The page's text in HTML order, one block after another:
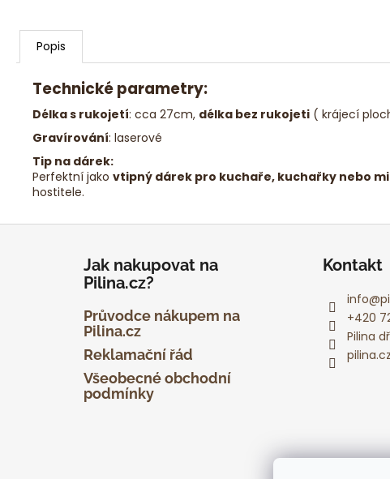
Popis
Technické parametry:
Délka s rukojetí: cca 27cm, délka bez rukojeti ( krájecí
Gravírování: laserové
Tip na dárek:
Perfektní jako vtipný dárek pro kuchaře, kuchařky nebo
hostitele.
Jak nakupovat na
Pilina.cz?
Průvodce nákupem na
Pilina.cz
Reklamační řád
Všeobecné obchodní
podmínky
Kontakt
info@
+420
Pilina
pilina.cz